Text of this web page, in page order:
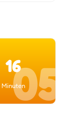
16
Minuten
04